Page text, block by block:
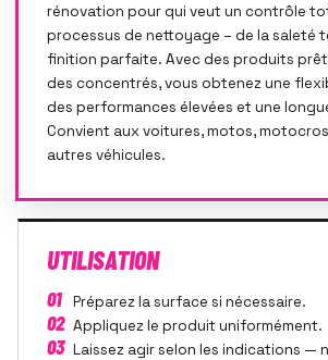
rénovation pour qui veut un contrôle
processus de nettoyage – de la saleté
finition parfaite. Avec des produits
des concentrés, vous obtenez une
des performances élevées et une
Convient aux voitures, motos,
autres véhicules.
UTILISATION
01 Préparez la surface si nécessaire.
02 Appliquez le produit uniformément.
03 Laissez agir selon les indications —